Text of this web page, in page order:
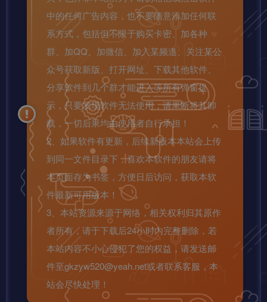
中的任何广告内容，也不要随意添加任何联
系方式，包括但不限于购买卡密、加各种
群、加QQ、加微信、加入某频道、关注某公
众号获取新版、打开网址、下载其他软件、
分享软件到几个群才能进入等所有弹窗提
示，只要发现软件无法使用，请果断将其卸
载，一切后果均由使用者自行承担！
2、如果软件有更新，后续新版本本站会上传
到同一文件目录下，喜欢本软件的朋友请将
本页面存为书签，方便日后访问，获取本软
件最新可用版本！
3、本站资源来源于网络，相关权利归其原作
者所有，请于下载后24小时内完整删除，若
本站内容不小心侵犯了您的权益，请发送邮
件至gkzyw520@yeah.net或者联系客服，本
站会尽快处理！